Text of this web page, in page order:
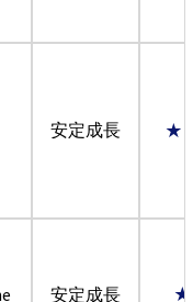
安定成長
安定成長